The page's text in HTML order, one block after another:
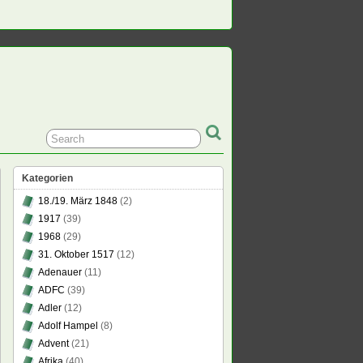
Kategorien
18./19. März 1848 (2)
1917 (39)
1968 (29)
31. Oktober 1517 (12)
Adenauer (11)
ADFC (39)
Adler (12)
Adolf Hampel (8)
Advent(21)